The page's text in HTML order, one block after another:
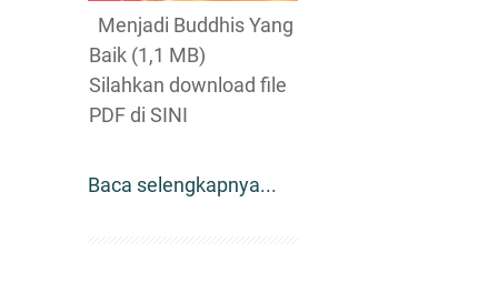
Menjadi Buddhis Yang
Baik (1,1 MB)
Silahkan download file
PDF di SINI
Baca selengkapnya...